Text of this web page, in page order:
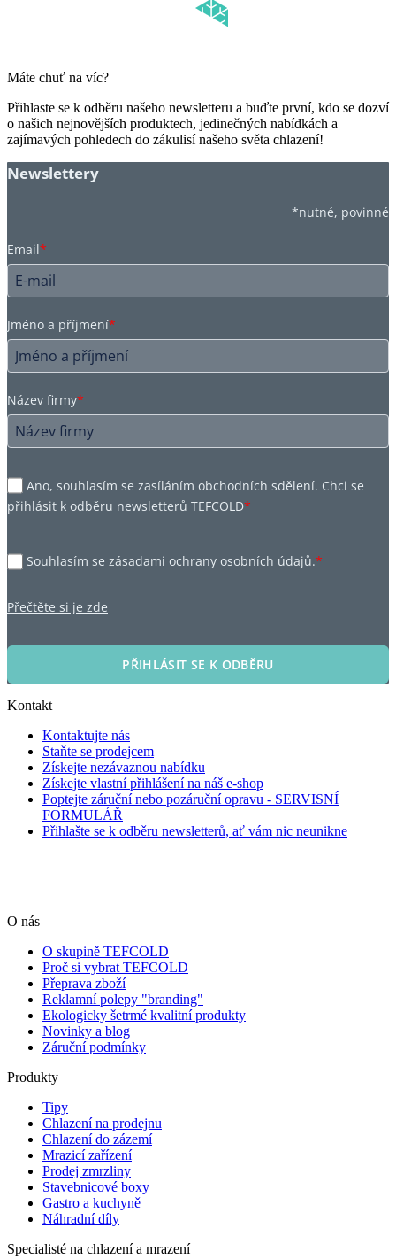
Máte chuť na víc?
Přihlaste se k odběru našeho newsletteru a buďte první, kdo se dozví
o našich nejnovějších produktech, jedinečných nabídkách a
zajímavých pohledech do zákulisí našeho světa chlazení!
Newslettery
*nutné, povinné
Email*
Jméno a příjmení*
Název firmy*
Ano, souhlasím se zasíláním obchodních sdělení. Chci se
přihlásit k odběru newsletterů TEFCOLD*
Souhlasím se zásadami ochrany osobních údajů.*
Přečtěte si je zde
PŘIHLÁSIT SE K ODBĚRU
Kontakt
Kontaktujte nás
Staňte se prodejcem
Získejte nezávaznou nabídku
Získejte vlastní přihlášení na náš e-shop
Poptejte záruční nebo pozáruční opravu - SERVISNÍ
FORMULÁŘ
Přihlašte se k odběru newsletterů, ať vám nic neunikne
O nás
O skupině TEFCOLD
Proč si vybrat TEFCOLD
Přeprava zboží
Reklamní polepy "branding"
Ekologicky šetrmé kvalitní produkty
Novinky a blog
Záruční podmínky
Produkty
Tipy
Chlazení na prodejnu
Chlazení do zázemí
Mrazicí zařízení
Prodej zmrzliny
Stavebnicové boxy
Gastro a kuchyně
Náhradní díly
Specialisté na chlazení a mrazení